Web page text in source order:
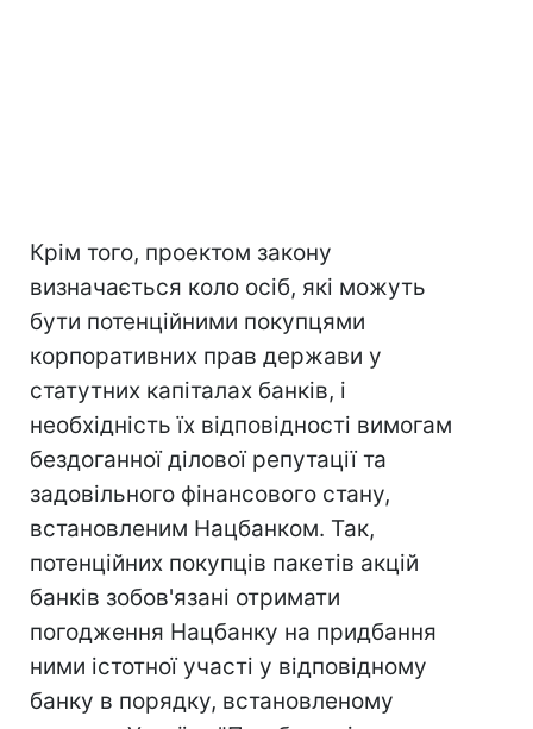
Крім того, проектом закону
визначається коло осіб, які можуть
бути потенційними покупцями
корпоративних прав держави у
статутних капіталах банків, і
необхідність їх відповідності вимогам
бездоганної ділової репутації та
задовільного фінансового стану,
встановленим Нацбанком. Так,
потенційних покупців пакетів акцій
банків зобов'язані отримати
погодження Нацбанку на придбання
ними істотної участі у відповідному
банку в порядку, встановленому